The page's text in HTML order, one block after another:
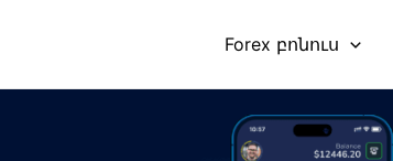
Forex բոնուս